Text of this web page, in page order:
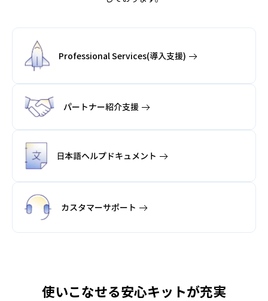
Professional Services(導入支援)
パートナー紹介支援
日本語ヘルプ ドキュメント
カスタマーサポート
使いこなせる安心キットが充実